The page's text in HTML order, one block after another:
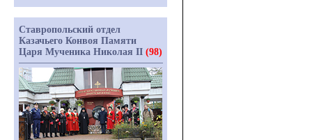
Ставропольский отдел
Казачьего Конвоя Памяти
Царя Мученика Николая II (98)